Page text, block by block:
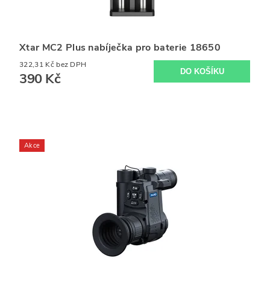
Xtar MC2 Plus nabíječka pro baterie 18650
322,31 Kč bez DPH
390 Kč
Akce